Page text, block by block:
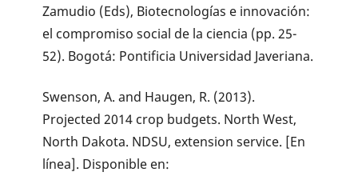
Zamudio (Eds), Biotecnologías e innovación:
el compromiso social de la ciencia (pp. 25-
52). Bogotá: Pontificia Universidad Javeriana.
Swenson, A. and Haugen, R. (2013).
Projected 2014 crop budgets. North West,
North Dakota. NDSU, extension service. [En
línea]. Disponible en: